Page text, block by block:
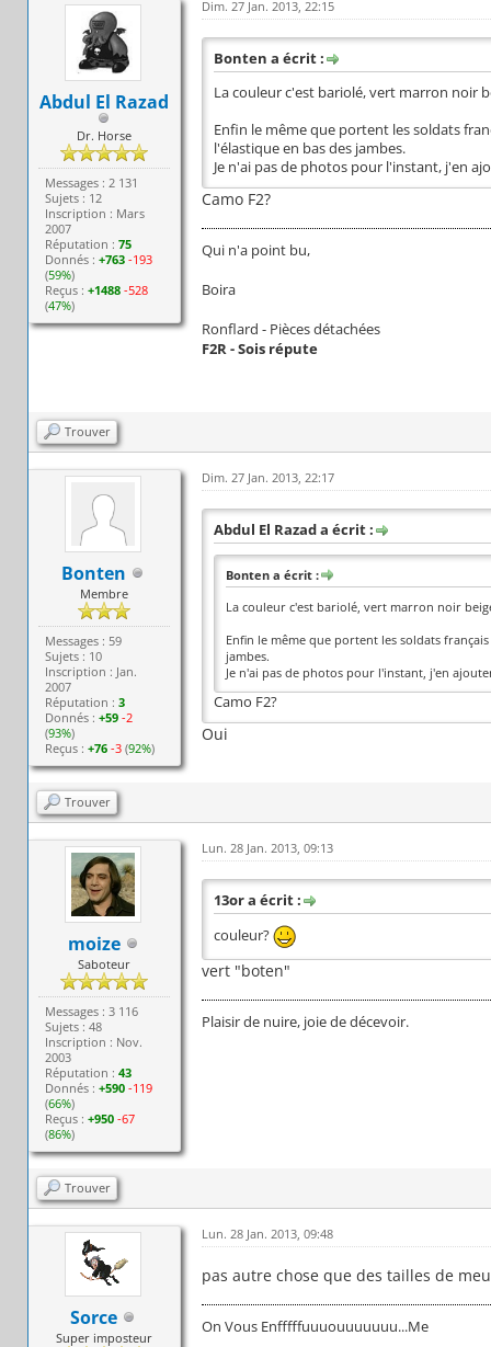
Abdul El Razad
Dr. Horse
Messages : 2 131
Sujets : 12
Inscription : Mars
2007
Réputation :75
Donnés :+763 -193
(59%)
Reçus :+1488 -528
(47%)
Dim. 27 Jan. 2013, 22:15
Bonten a écrit :
La couleur c'est bariolé, vert marron noir
Enfin le même que portent les soldats
l'élastique en bas des jambes.
Je n'ai pas de photos pour l'instant, j'en
Camo F2?
Qui n'a point bu,
Boira
Ronflard - Pièces détachées
F2R - Sois répute
Trouver
Bonten
Membre
Messages : 59
Sujets : 10
Inscription : Jan.
2007
Réputation :3
Donnés :+59 -2
(93%)
Reçus :+76 -3 (92%)
Dim. 27 Jan. 2013, 22:17
Abdul El Razad a écrit :
Bonten a écrit :
La couleur c'est bariolé, vert marron noir
Enfin le même que portent les soldats
jambes.
Je n'ai pas de photos pour l'instant, j'en
Camo F2?
Oui
Trouver
moize
Saboteur
Messages : 3 116
Sujets : 48
Inscription : Nov.
2003
Réputation :43
Donnés :+590 -119
(66%)
Reçus :+950 -67
(86%)
Lun. 28 Jan. 2013, 09:13
13or a écrit :
couleur?
vert "boten"
Plaisir de nuire, joie de décevoir.
Trouver
Sorce
Super imposteur
Lun. 28 Jan. 2013, 09:48
pas autre chose que des tailles de
On Vous Enfffffuuuouuuuuuu...Me